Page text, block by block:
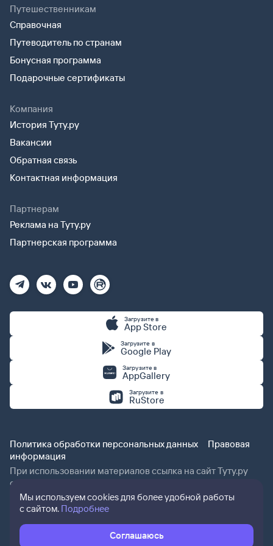
Путешественникам
Справочная
Путеводитель по странам
Бонусная программа
Подарочные сертификаты
Компания
История Туту.ру
Вакансии
Обратная связь
Контактная информация
Партнерам
Реклама на Туту.ру
Партнерская программа
Загрузите в
App Store
Загрузите в
Google Play
Загрузите в
AppGallery
Загрузите в
RuStore
Политика обработки персональных данных
Правовая
информация
При использовании материалов ссылка на сайт Туту.ру
обязательна.
Мы используем cookies для более удобной работы
с сайтом. Подробнее
Соглашаюсь